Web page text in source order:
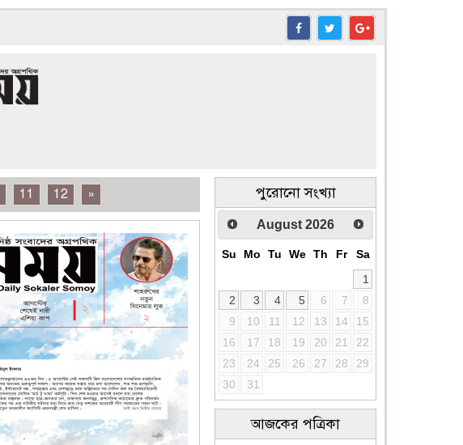
11 12 » পুরোনো সংখ্যা
August 2026
Su Mo Tu We Th Fr
Sa
1
2
3 4 5 6 7
8
9
10 11 12 13 14
15
16
17 18 19 20 21
22
23
24 25 26 27 28
29
30
31
আজকের পত্রিকা